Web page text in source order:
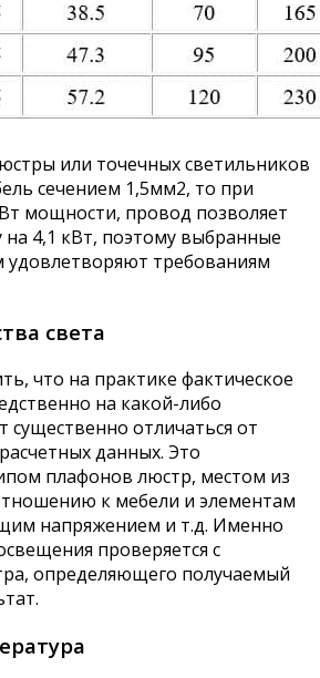
или точечных светильников
сечением 1,5мм2, то при
мощности, провод позволяет
на 4,1 кВт, поэтому выбранные
удовлетворяют требованиям
света
что на практике фактическое
на какой-либо
существенно отличаться от
данных. Это
плафонов люстр, местом из
к мебели и элементам
напряжением и т.д. Именно
проверяется с
определяющего получаемый